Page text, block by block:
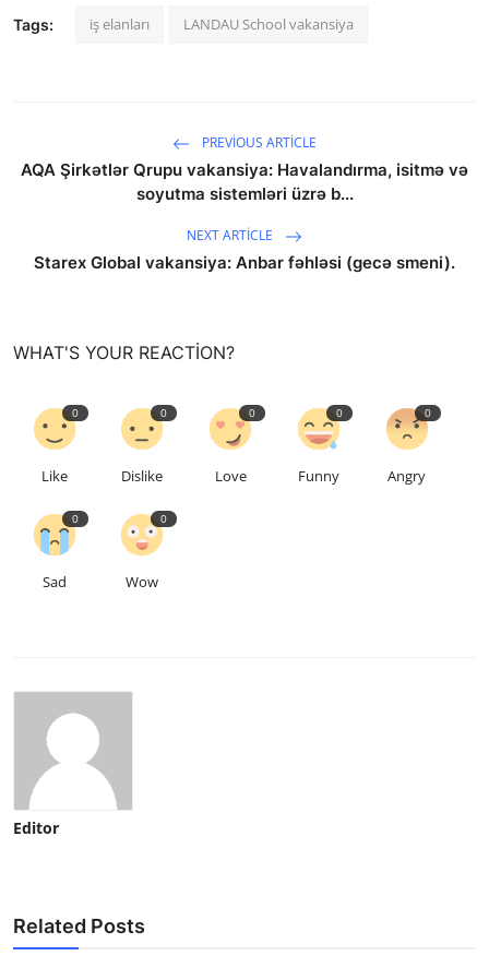
Tags: iş elanları LANDAU School vakansiya
PREVIOUS ARTICLE
AQA Şirkətlər Qrupu vakansiya: Havalandırma, isitmə və
soyutma sistemləri üzrə b...
NEXT ARTICLE
Starex Global vakansiya: Anbar fəhləsi (gecə smeni).
WHAT'S YOUR REACTION?
0
Like
0
Dislike
0
Love
0
Funny
0
Angry
0
Sad
0
Wow
Editor
Related Posts